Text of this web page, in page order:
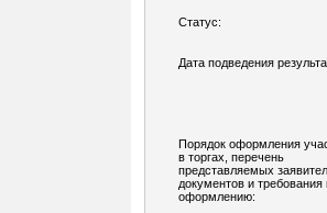
Статус:
Дата подведения
Порядок оформления
в торгах, перечень
представляемых
документов и требования
оформлению: